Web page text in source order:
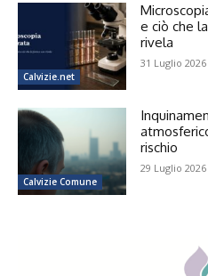
Calvizie.net
e ciò che
rivela
31 Luglio 2026
Calvizie Comune
rischio
29 Luglio 2026